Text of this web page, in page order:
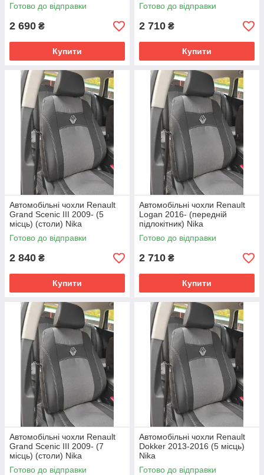
Готово до відправки
2 690 ₴
Купити
Готово до відправки
2 710 ₴
Купити
Автомобільні чохли Renault
Grand Scenic III 2009- (5
місць) (столи) Nika
Готово до відправки
2 840 ₴
Купити
Автомобільні чохли Renault
Logan 2016- (передній
підлокітник) Nika
Готово до відправки
2 710 ₴
Купити
Автомобільні чохли Renault
Grand Scenic III 2009- (7
місць) (столи) Nika
Готово до відправки
Автомобільні чохли Renault
Dokker 2013-2016 (5 місць)
Nika
Готово до відправки